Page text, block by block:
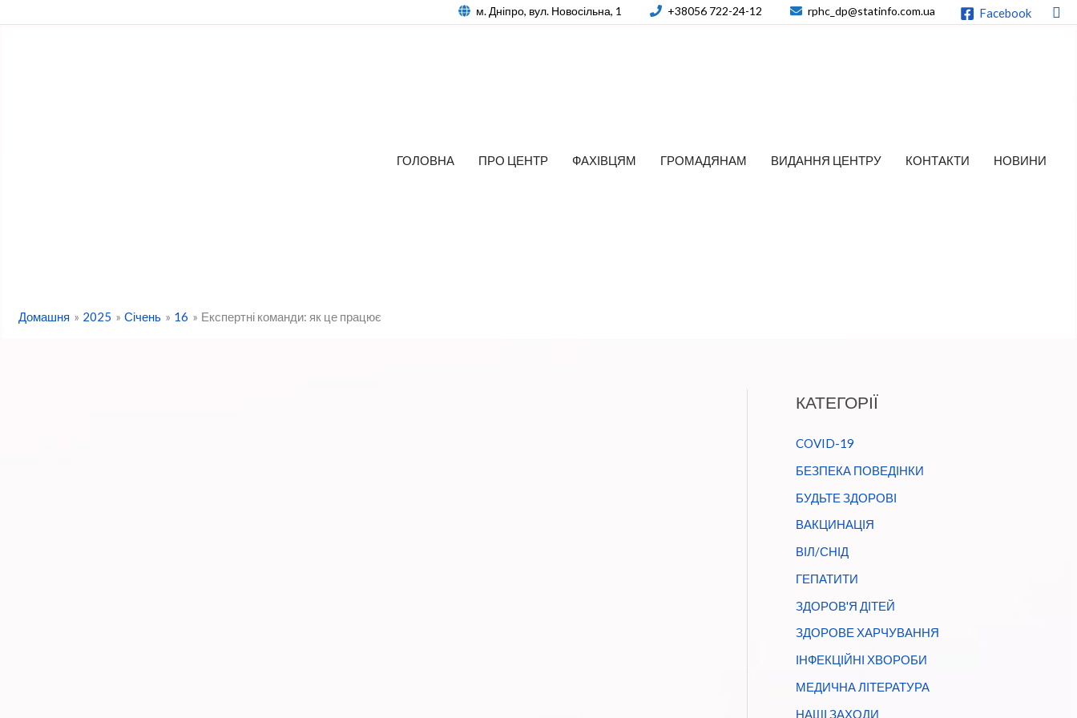
м. Дніпро, вул. Новосільна, 1 +38056 722-24-12 rphc_dp@statinfo.com.ua Facebook
ГОЛОВНА ПРО ЦЕНТР ФАХІВЦЯМ ГРОМАДЯНАМ ВИДАННЯ ЦЕНТРУ КОНТАКТИ НОВИНИ
Домашня 2025 Січень 16 Експертні команди: як це працює
КАТЕГОРІЇ
COVID-19
БЕЗПЕКА ПОВЕДІНКИ
БУДЬТЕ ЗДОРОВІ
ВАКЦИНАЦІЯ
ВІЛ/СНІД
ГЕПАТИТИ
ЗДОРОВ'Я ДІТЕЙ
ЗДОРОВЕ ХАРЧУВАННЯ
ІНФЕКЦІЙНІ ХВОРОБИ
МЕДИЧНА ЛІТЕРАТУРА
НАШІ ЗАХОДИ